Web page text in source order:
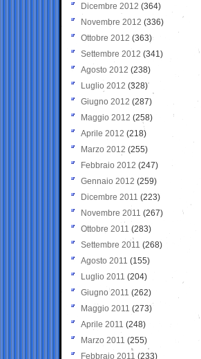
Dicembre 2012 (364)
Novembre 2012 (336)
Ottobre 2012 (363)
Settembre 2012 (341)
Agosto 2012 (238)
Luglio 2012 (328)
Giugno 2012 (287)
Maggio 2012 (258)
Aprile 2012 (218)
Marzo 2012 (255)
Febbraio 2012 (247)
Gennaio 2012 (259)
Dicembre 2011 (223)
Novembre 2011 (267)
Ottobre 2011 (283)
Settembre 2011 (268)
Agosto 2011 (155)
Luglio 2011 (204)
Giugno 2011 (262)
Maggio 2011 (273)
Aprile 2011 (248)
Marzo 2011 (255)
Febbraio 2011 (233)